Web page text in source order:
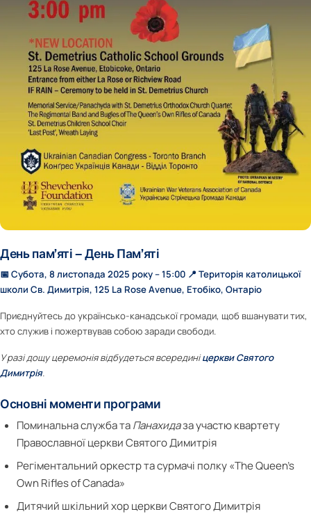
День пам’яті – День Пам’яті
📅 Субота, 8 листопада 2025 року – 15:00 📍 Територія католицької
школи Св. Димитрія, 125 La Rose Avenue, Етобіко, Онтаріо
Приєднуйтесь до українсько-канадської громади, щоб вшанувати тих,
хто служив і пожертвував собою заради свободи.
У разі дощу церемонія відбудеться всерединіцеркви Святого
Димитрія.
Основні моменти програми
Поминальна служба таПанахидаза участю квартету
Православної церкви Святого Димитрія
Регіментальний оркестр та сурмачі полку «The Queen’s
Own Rifles of Canada»
Дитячий шкільний хор церкви Святого Димитрія